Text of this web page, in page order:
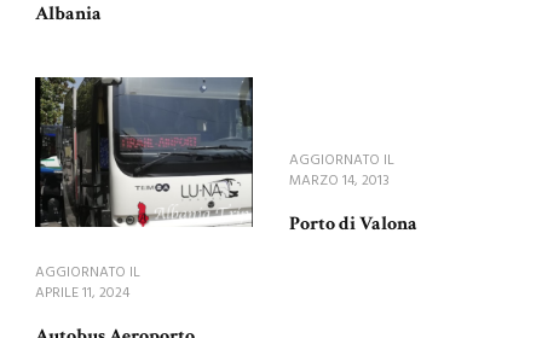
Albania
AGGIORNATO IL
APRILE 11, 2024
AGGIORNATO IL
MARZO 14, 2013
Porto di Valona